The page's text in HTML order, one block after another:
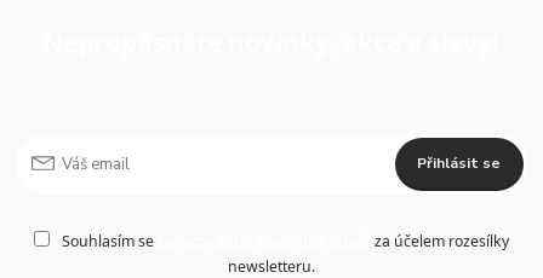
Přihlásit se
Souhlasím se
za účelem rozesílky
newsletteru.